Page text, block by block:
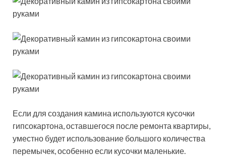
Если для создания камина используются кусочки
гипсокартона, оставшегося после ремонта квартиры,
уместно будет использование большого количества
перемычек, особенно если кусочки маленькие.